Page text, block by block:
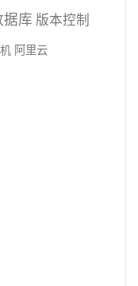
据库 版本控制
阿里云